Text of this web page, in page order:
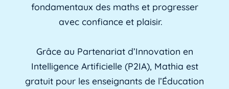
fondamentaux des maths et progresser
avec confiance et plaisir.
Grâce au Partenariat d’Innovation en
Intelligence Artificielle (P2IA), Mathia est
gratuit pour les enseignants de l’Éducation